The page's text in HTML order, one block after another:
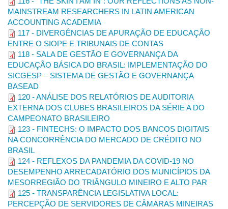
Os resultados das propostas de dissertações e teses
selecionadas para apresentação serão informados diretamente
aos proponentes nos respectivos e-mails.
MAINSTREAM RESEARCHERS IN LATIN AMERICAN
ACCOUNTING ACADEMIA
117 - DIVERGÊNCIAS DE APURAÇÃO DE EDUCAÇÃO
ENTRE O SIOPE E TRIBUNAIS DE CONTAS
118 - SALA DE GESTÃO E GOVERNANÇA DA
EDUCAÇÃO BÁSICA DO BRASIL: IMPLEMENTAÇÃO DO
SICGESP – SISTEMA DE GESTÃO E GOVERNANÇA
BASEAD
120 - ANÁLISE DOS RELATÓRIOS DE AUDITORIA
EXTERNA DOS CLUBES BRASILEIROS DA SÉRIE A DO
CAMPEONATO BRASILEIRO
123 - FINTECHS: O IMPACTO DOS BANCOS DIGITAIS
NA CONCORRÊNCIA DO MERCADO DE CRÉDITO NO
BRASIL
124 - REFLEXOS DA PANDEMIA DA COVID-19 NO
DESEMPENHO ARRECADATÓRIO DOS MUNICÍPIOS DA
MESORREGIÃO DO TRIÂNGULO MINEIRO E ALTO PAR
125 - TRANSPARÊNCIA LEGISLATIVA LOCAL:
PERCEPÇÃO DE SERVIDORES DE CÂMARAS MINEIRAS